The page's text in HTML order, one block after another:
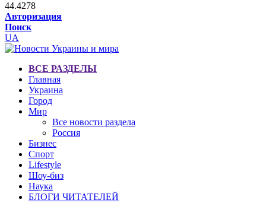
44.4278
Авторизация
Поиск
UA
ВСЕ РАЗДЕЛЫ
Главная
Украина
Город
Мир
Все новости раздела
Россия
Бизнес
Спорт
Lifestyle
Шоу-биз
Наука
БЛОГИ ЧИТАТЕЛЕЙ